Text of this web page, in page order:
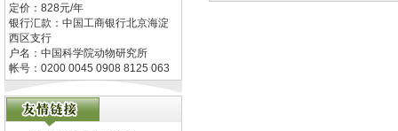
定价： 828元/年
银行汇款：中国工商银行北京海淀
西区支行
户名：中国科学院动物研究所
帐号：0200 0045 0908 8125 063